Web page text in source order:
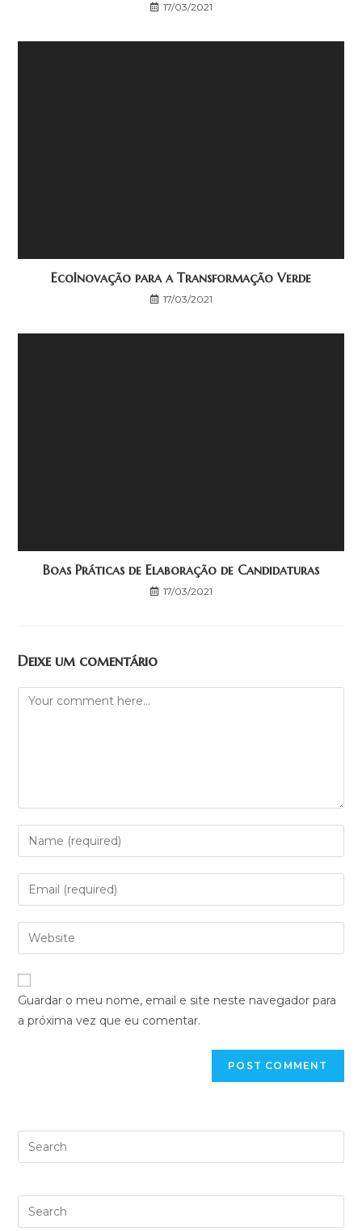
17/03/2021
EcoInovação para a Transformação Verde
17/03/2021
Boas Práticas de Elaboração de Candidaturas
17/03/2021
Deixe um comentário
Guardar o meu nome, email e site neste navegador para
a próxima vez que eu comentar.